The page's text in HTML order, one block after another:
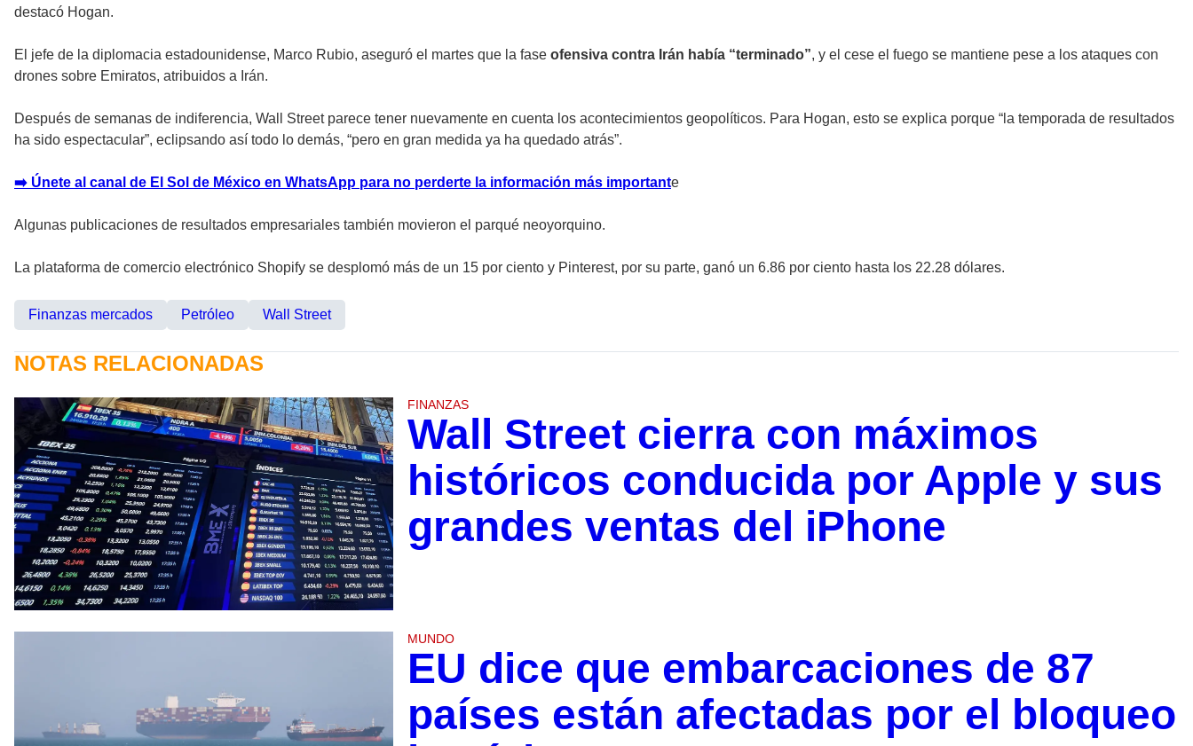
destacó Hogan.
El jefe de la diplomacia estadounidense, Marco Rubio, aseguró el martes que la fase ofensiva contra Irán había “terminado”, y el cese el fuego se mantiene pese a los ataques con
drones sobre Emiratos, atribuidos a Irán.
Después de semanas de indiferencia, Wall Street parece tener nuevamente en cuenta los acontecimientos geopolíticos. Para Hogan, esto se explica porque “la temporada de resultados
ha sido espectacular”, eclipsando así todo lo demás, “pero en gran medida ya ha quedado atrás”.
➡️ Únete al canal de El Sol de México en WhatsApp para no perderte la información más importante
Algunas publicaciones de resultados empresariales también movieron el parqué neoyorquino.
La plataforma de comercio electrónico Shopify se desplomó más de un 15 por ciento y Pinterest, por su parte, ganó un 6.86 por ciento hasta los 22.28 dólares.
Finanzas mercados Petróleo Wall Street
NOTAS RELACIONADAS
FINANZAS
Wall Street cierra con máximos
históricos conducida por Apple y sus
grandes ventas del iPhone
MUNDO
EU dice que embarcaciones de 87
países están afectadas por el bloqueo